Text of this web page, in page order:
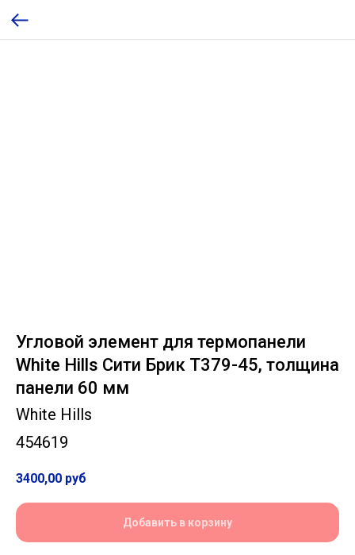
Угловой элемент для термопанели
White Hills Сити Брик Т379-45, толщина
панели 60 мм
White Hills
454619
3400,00 руб
Добавить в корзину